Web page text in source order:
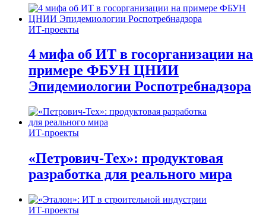
ИТ-проекты
4 мифа об ИТ в госорганизации на
примере ФБУН ЦНИИ
Эпидемиологии Роспотребнадзора
ИТ-проекты
«Петрович-Тех»: продуктовая
разработка для реального мира
ИТ-проекты